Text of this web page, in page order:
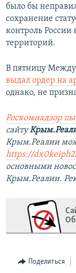
было бы
сохранение
контроль
территорий.
В пятницу
выдал ордер на
однако, не
Роскомнадзор
сайту
Крым.Реалии
https://
основными
Крым.Реалии.
Поделиться